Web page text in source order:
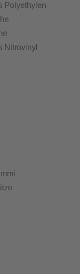
Polyethylen
Nitrovinyl